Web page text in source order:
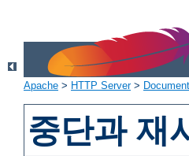
Apache > HTTP Server>
중단과 재